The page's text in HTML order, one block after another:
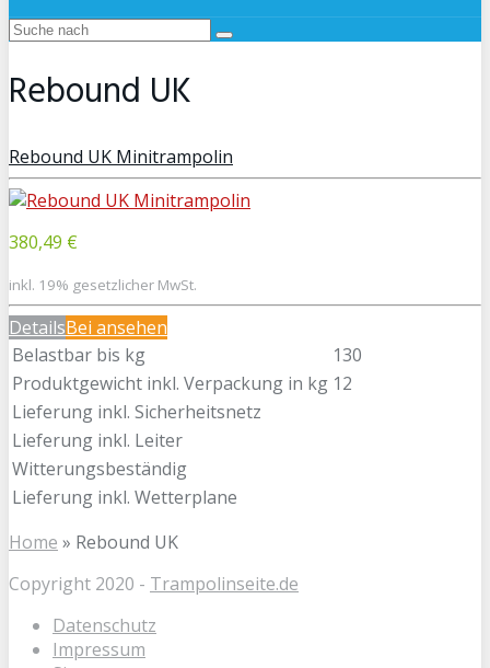
Rebound UK
Rebound UK Minitrampolin
380,49 €
inkl. 19% gesetzlicher MwSt.
DetailsBei ansehen
Belastbar bis kg
130
Produktgewicht inkl. Verpackung in kg 12
Lieferung inkl. Sicherheitsnetz
Lieferung inkl. Leiter
Witterungsbeständig
Lieferung inkl. Wetterplane
Home » Rebound UK
Copyright 2020 - Trampolinseite.de
Datenschutz
Impressum